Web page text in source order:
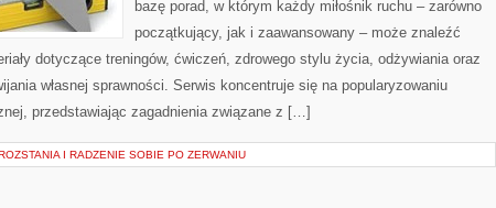
bazę porad, w którym każdy miłośnik ruchu – zarówno
początkujący, jak i zaawansowany – może znaleźć
dotyczące treningów, ćwiczeń, zdrowego stylu życia, odżywiania oraz
własnej sprawności. Serwis koncentruje się na popularyzowaniu
przedstawiając zagadnienia związane z […]
I RADZENIE SOBIE PO ZERWANIU